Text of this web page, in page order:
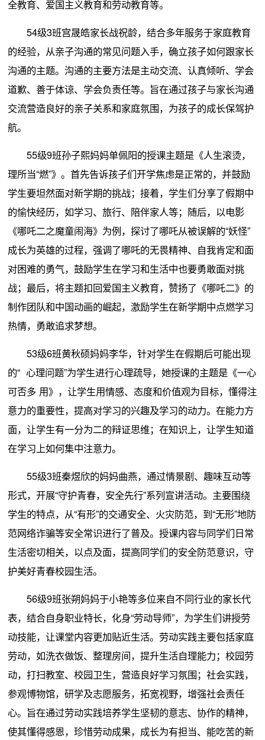
全教育、爱国主义教育和劳动教育等。
54级3班宫晟皓家长战祝龄，结合多年服务于家庭教育
的经验，从亲子沟通的常见问题入手，确立孩子如何跟家长
沟通的主题。沟通的主要方法是主动交流、认真倾听、学会
道歉、善于体谅、学会负责任等。旨在通过孩子与家长沟通
交流营造良好的亲子关系和家庭氛围，为孩子的成长保驾护
航。
55级9班孙子熙妈妈单佩阳的授课主题是《人生滚烫，
理所当“燃”》。首先告诉孩子们开学焦虑是正常的，并鼓励
学生要坦然面对新学期的挑战；接着，学生们分享了假期中
的愉快经历，如学习、旅行、陪伴家人等；随后，以电影
《哪吒二之魔童闹海》为例，探讨了哪吒从被误解的“妖怪”
成长为英雄的过程，强调了哪吒的无畏精神、自我肯定和面
对困难的勇气，鼓励学生在学习和生活中也要勇敢面对挑
战；最后，将主题扣回爱国主义教育，赞扬了《哪吒二》的
制作团队和中国动画的崛起，激励学生在新学期中点燃学习
热情，勇敢追求梦想。
53级6班黄秋硕妈妈李华，针对学生在假期后可能出现
的“ 心理问题”为学生进行心理疏导，她授课的主题是《一心
可否多 用》，让学生用情感、态度和价值观为目标，懂得注
意力的重要性，提高对学习的兴趣及学习的动力。在能力方
面，让学生有一分为二的辩证思维；在知识上，让学生知道
在学习上如何集中注意力。
55级3班秦煜欣的妈妈曲燕，通过情景剧、趣味互动等
形式，开展“守护青春，安全先行”系列宣讲活动。主要围绕
学生的特点，从“有形”的交通安全、火灾防范，到“无形”地防
范网络诈骗等安全常识进行了普及。授课内容与同学们日常
生活密切相关，以点及面，提高同学们的安全防范意识，守
护美好青春校园生活。
56级9班张朔妈妈于小艳等多位来自不同行业的家长代
表，结合自身职业特长，化身“劳动导师”，为学生们讲授劳
动技能，让课堂内容更加贴近生活。劳动实践主要包括家庭
劳动，如洗衣做饭、整理房间，提升生活自理能力；校园劳
动，打扫教室、校园卫生，营造良好学习氛围；社会实践，
参观博物馆，研学及志愿服务，拓宽视野，增强社会责任
心。旨在通过劳动实践培养学生坚韧的意志、协作的精神，
使其懂得感恩，珍惜劳动成果，成长为有担当、能吃苦的新